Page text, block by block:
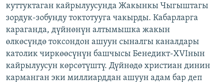
АЗАТТЫК+
ЫҢГАЙСЫЗ СУРООЛОР
ЭЕ/АРнун бардык сайттары
куттуктаган кайрылуусунда Жакынкы Чыгыштагы
зордук-зобунду токтотууга чакырды. Кабарларга
караганда, дүйнөнүн алтымышка жакын
өлкөсүндө токсондон ашуун сыналгы каналдары
католик чиркөөсүнүн башчысы Бенедикт-XVIнын
кайрылуусун көрсөтүштү. Дүйнөдө христиан динин
карманган эки миллиарддан ашуун адам бар деп